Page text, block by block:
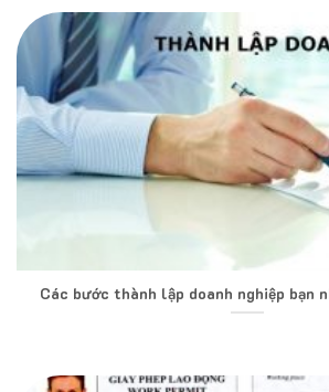
Các bước thành lập doanh nghiệp bạn